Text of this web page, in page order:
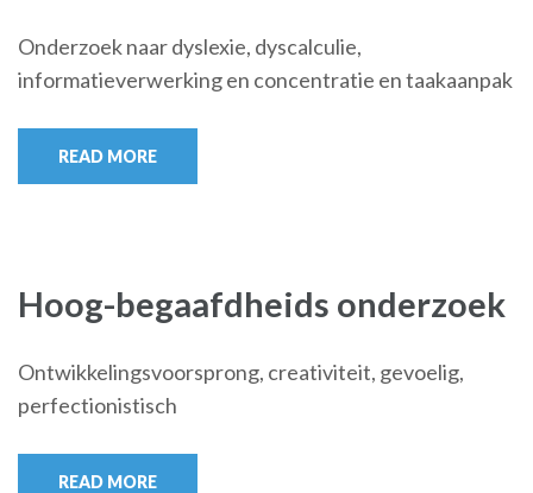
Onderzoek naar dyslexie, dyscalculie,
informatieverwerking en concentratie en taakaanpak
READ MORE
Hoog-begaafdheids onderzoek
Ontwikkelingsvoorsprong, creativiteit, gevoelig,
perfectionistisch
READ MORE